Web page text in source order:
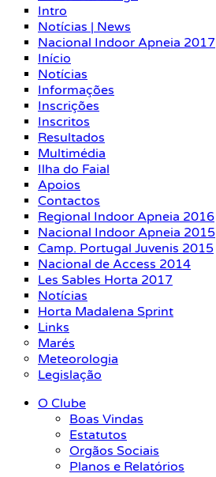
Intro
Notícias | News
Nacional Indoor Apneia 2017
Início
Notícias
Informações
Inscrições
Inscritos
Resultados
Multimédia
Ilha do Faial
Apoios
Contactos
Regional Indoor Apneia 2016
Nacional Indoor Apneia 2015
Camp. Portugal Juvenis 2015
Nacional de Access 2014
Les Sables Horta 2017
Notícias
Horta Madalena Sprint
Links
Marés
Meteorologia
Legislação
O Clube
Boas Vindas
Estatutos
Orgãos Sociais
Planos e Relatórios